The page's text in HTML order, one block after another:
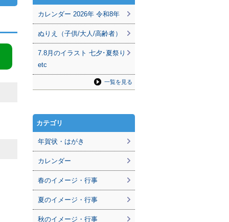
カレンダー 2026年 令和8年
ぬりえ（子供/大人/高齢者）
7.8月のイラスト 七夕･夏祭り
etc
一覧を見る
カテゴリ
年賀状・はがき
カレンダー
春のイメージ・行事
夏のイメージ・行事
秋のイメージ・行事